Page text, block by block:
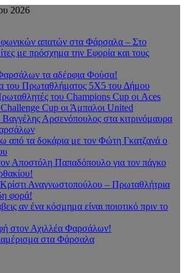
2026
απατών στα Φάρσαλα – Στο
με πρόσχημα την Εφορία και τους
τα αδέρφια Φούσα!
του Πρωταθλήματος 5Χ5 του Δήμου
του Champions Cup οι Aces
Cup οι Άμπαλοι United
Βαγγέλης Αρσενόπουλος στα κιτρινόμαυρα
από τα δοκάρια με τον Φώτη Γκατζανά ο
Αποστόλη Παπαδόπουλο για τον πάγκο
Αναγνωστοπούλου – Πρωταθλήτρια
φορά!
αν ένα κόσμημα είναι ποιοτικό πριν το
στον Αχιλλέα Φαρσάλων!
στα Φάρσαλα